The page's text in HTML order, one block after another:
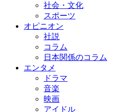
社会・文化
スポーツ
オピニオン
社説
コラム
日本関係のコラム
エンタメ
ドラマ
音楽
映画
アイドル